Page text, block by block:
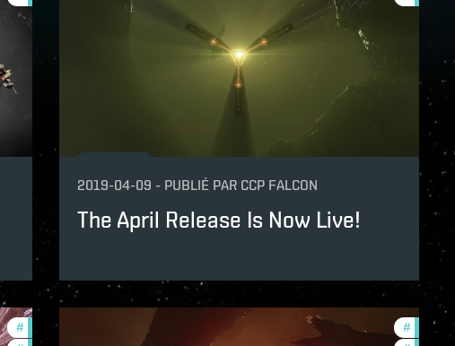
2019-04-09 - PUBLIÉ PAR CCP FALCON
The April Release Is Now Live!
#development-updates
#